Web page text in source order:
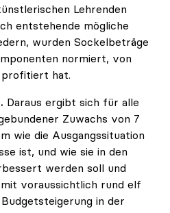
Lehrenden
entstehende mögliche
wurden Sockelbeträge
normiert, von
profitiert hat.
Daraus ergibt sich für alle
Zuwachs von 7
wie die Ausgangssituation
ist, und wie sie in den
werden soll und
voraussichtlich rund elf
in der